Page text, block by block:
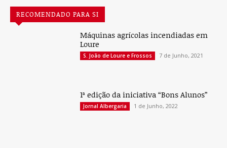
RECOMENDADO PARA SI
Máquinas agrícolas incendiadas em
Loure
S. João de Loure e Frossos 7 de Junho, 2021
1ª edição da iniciativa “Bons Alunos”
Jornal Albergaria 1 de Junho, 2022